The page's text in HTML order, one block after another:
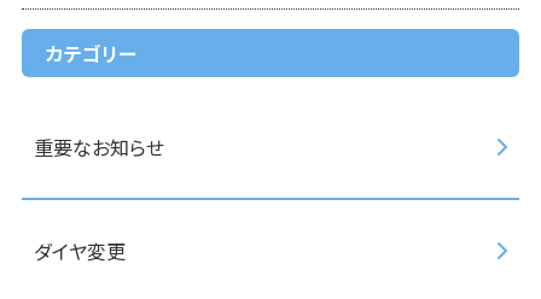
カテゴリー
重要なお知らせ
ダイヤ変更